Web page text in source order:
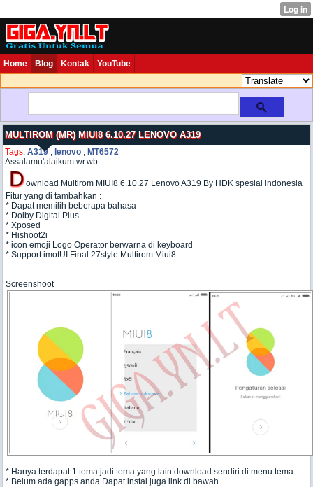
Home Blog Kontak YouTube
MULTIROM (MR) MIUI8 6.10.27 LENOVO A319
Tags: A319, lenovo
MT6572
Assalamu'alaikum wr.wb
Download Multirom MIUI8 6.10.27 Lenovo A319 By HDK spesial indonesia
Fitur yang di tambahkan :
* Dapat memilih beberapa bahasa
* Dolby Digital Plus
* Xposed
* Hishoot2i
* icon emoji Logo Operator berwarna di keyboard
* Support imotUI Final 27style Multirom Miui8
Screenshoot
* Hanya terdapat 1 tema jadi tema yang lain download sendiri di menu tema
* Belum ada gapps anda Dapat instal juga link di bawah